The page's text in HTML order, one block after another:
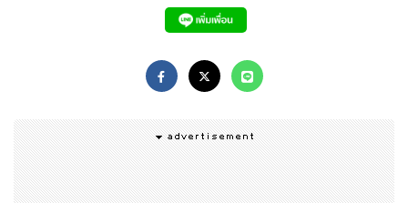
(Web Chat) ในเว็บไซต์www.thaismileair.comให้บริกา
รทุกวัน ตั้งแต่เวลา 06.00-20.00 น. หรืออีเมลcustomer.s
ervice@thaismileair.com